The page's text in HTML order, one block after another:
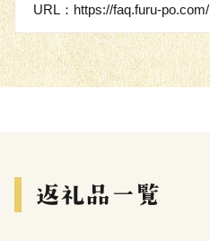
URL：https://faq.furu-po.com/